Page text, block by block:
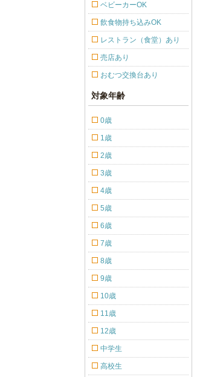
ベビーカーOK
飲食物持ち込みOK
レストラン（食堂）あり
売店あり
おむつ交換台あり
対象年齢
0歳
1歳
2歳
3歳
4歳
5歳
6歳
7歳
8歳
9歳
10歳
11歳
12歳
中学生
高校生